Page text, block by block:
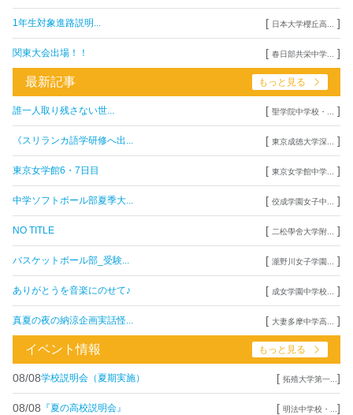
1年生対象進路説明... [ 日本大学櫻丘高... ]
関東大会出場！！ [ 春日部共栄中学... ]
最新記事 もっと見る
誰一人取り残さない世... [ 聖学院中学校・... ]
《スリランカ語学研修へ出... [ 東京成徳大学深... ]
東京女学館6・7日目 [ 東京女学館中学... ]
中学ソフトボール部夏季大... [ 佼成学園女子中... ]
NO TITLE [ 二松學舍大学附... ]
バスケットボール部_受験... [ 瀧野川女子学園... ]
ありがとうを音楽にのせて♪ [ 成女学園中学校... ]
真夏の夜の納涼企画実話怪... [ 大妻多摩中学高... ]
イベント情報 もっと見る
08/08学校説明会（夏期実施） [ 拓殖大学第一... ]
08/08 『夏の高校説明会』 [ 明法中学校・... ]